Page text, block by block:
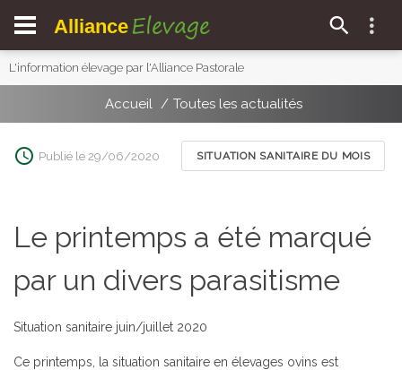
Alliance Elevage
L'information élevage par l'Alliance Pastorale
Accueil Toutes les actualités
Publié le 29/06/2020 SITUATION SANITAIRE DU MOIS
Le printemps a été marqué
par un divers parasitisme
Situation sanitaire juin/juillet 2020
Ce printemps, la situation sanitaire en élevages ovins est